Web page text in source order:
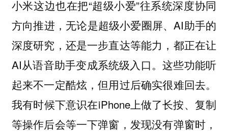
小米这边也在把“超级小爱”往系统深度协同
方向推进，无论是超级小爱圈屏、AI助手的
深度研究，还是一步直达等能力，都正在让
AI从语音助手变成系统级入口。这些功能听
起来不一定酷炫，但用过后确实很难回去。
我有时候下意识在iPhone上做了长按、复制
等操作后会等一下弹窗，发现没有弹窗时，